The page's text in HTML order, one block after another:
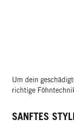
Um dein
richtige
SANFTES